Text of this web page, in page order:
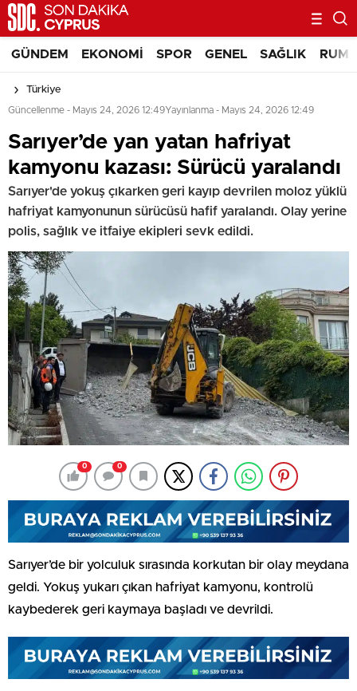
GÜNDEM EKONOMI SPOR GENEL SAĞLIK RUM
Türkiye
Güncellenme - Mayıs 24, 2026 12:49Yayınlanma - Mayıs 24, 2026 12:49
Sarıyer’de yan yatan hafriyat
kamyonu kazası: Sürücü yaralandı
Sarıyer'de yokuş çıkarken geri kayıp devrilen moloz yüklü
hafriyat kamyonunun sürücüsü hafif yaralandı. Olay yerine
polis, sağlık ve itfaiye ekipleri sevk edildi.
0 0
Sarıyer’de bir yolculuk sırasında korkutan bir olay meydana
geldi. Yokuş yukarı çıkan hafriyat kamyonu, kontrolü
kaybederek geri kaymaya başladı ve devrildi.